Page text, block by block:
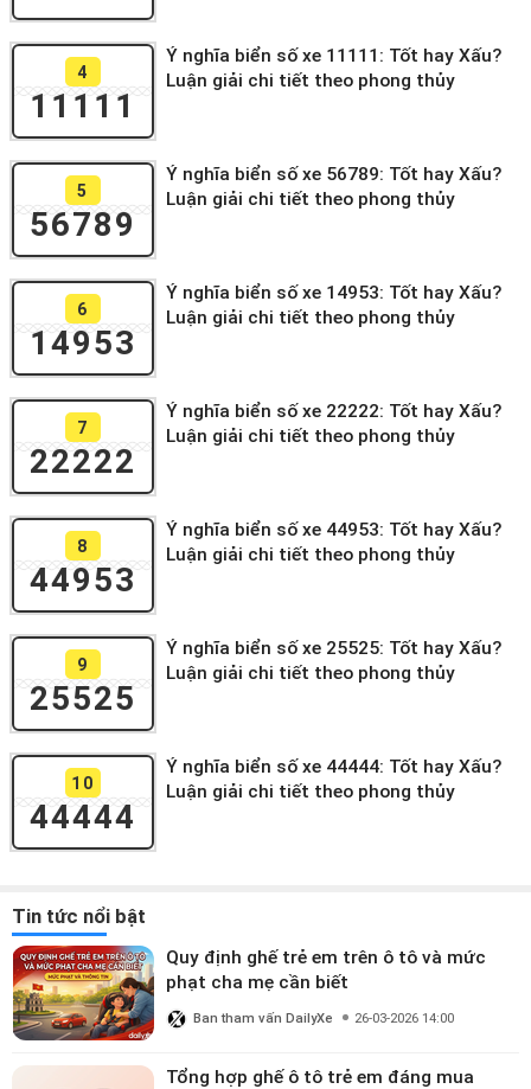
4
11111
Ý nghĩa biển số xe 11111: Tốt hay Xấu?
Luận giải chi tiết theo phong thủy
5
56789
Ý nghĩa biển số xe 56789: Tốt hay Xấu?
Luận giải chi tiết theo phong thủy
6
14953
Ý nghĩa biển số xe 14953: Tốt hay Xấu?
Luận giải chi tiết theo phong thủy
7
22222
Ý nghĩa biển số xe 22222: Tốt hay Xấu?
Luận giải chi tiết theo phong thủy
8
44953
Ý nghĩa biển số xe 44953: Tốt hay Xấu?
Luận giải chi tiết theo phong thủy
9
25525
Ý nghĩa biển số xe 25525: Tốt hay Xấu?
Luận giải chi tiết theo phong thủy
10
44444
Ý nghĩa biển số xe 44444: Tốt hay Xấu?
Luận giải chi tiết theo phong thủy
Tin tức nổi bật
Quy định ghế trẻ em trên ô tô và mức
phạt cha mẹ cần biết
Ban tham vấn DailyXe 26-03-2026 14:00
Tổng hợp ghế ô tô trẻ em đáng mua